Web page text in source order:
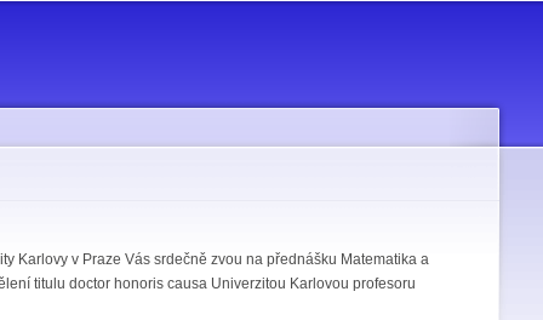
Karlovy v Praze Vás srdečně zvou na přednášku Matematika a
titulu doctor honoris causa Univerzitou Karlovou profesoru